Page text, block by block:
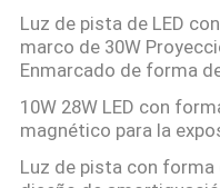
Luz de pista de LED
marco de 30W
Enmarcado de forma
10W 28W LED con
magnético para la
Luz de pista con forma